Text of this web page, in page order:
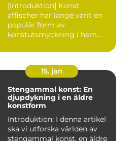
[Introduktion] Konst
affischer har länge varit en
populär form av
konstutsmyckning i hem
15. jan
Stengammal konst: En
djupdykning i en äldre
konstform
Introduktion: I denna artikel
ska vi utforska världen av
stengammal konst, en äldre